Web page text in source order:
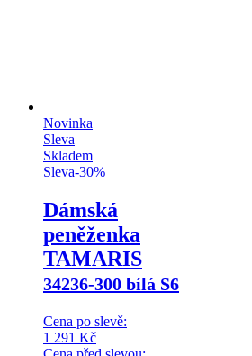
Novinka
Sleva
Skladem
Sleva-30%
Dámská
peněženka
TAMARIS
34236-300 bílá S6
Cena po slevě:
1 291 Kč